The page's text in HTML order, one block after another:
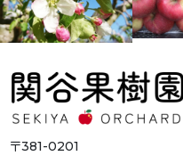
〒381-0201